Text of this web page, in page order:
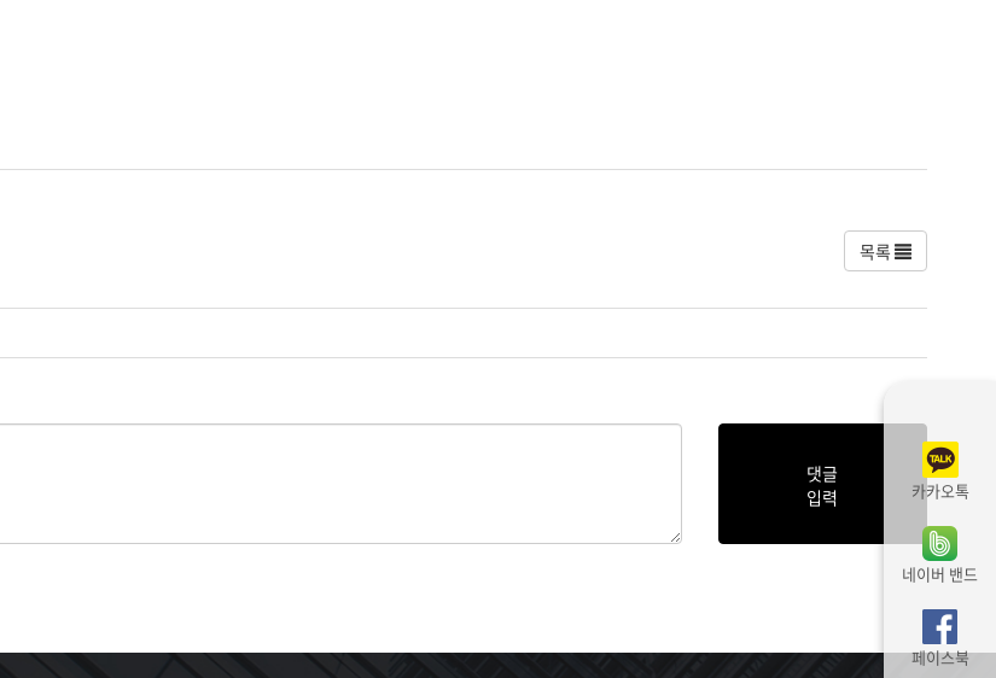
목록
댓글
입력
카카오톡
네이버 밴드
페이스북